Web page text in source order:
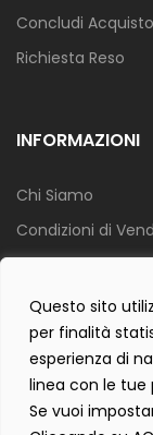
Questo sito
per finalità
esperienza di
linea con le tue
Se vuoi
Concludi Acquisto
Richiesta Reso
INFORMAZIONI
Chi Siamo
Condizioni di
Info Spedizione
Privacy Policy
Cookie Policy
Contact Form